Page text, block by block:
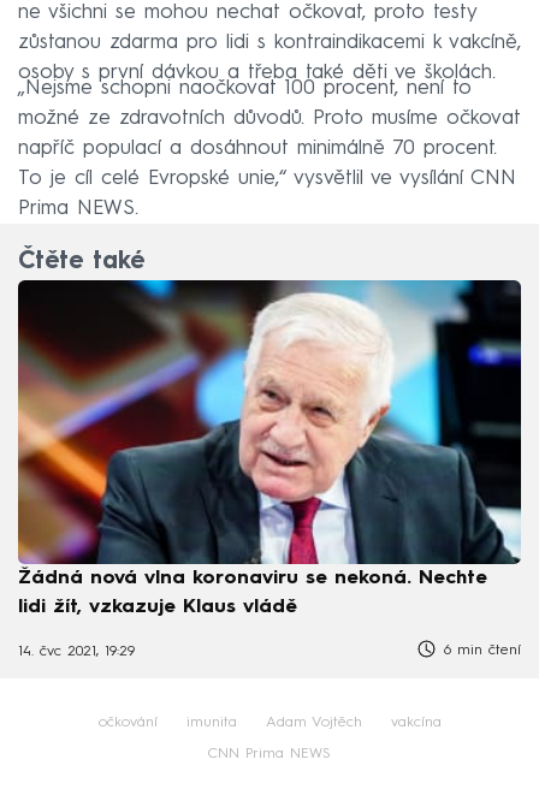
ne všichni se mohou nechat očkovat, proto testy
zůstanou zdarma pro lidi s kontraindikacemi k vakcíně,
osoby s první dávkou a třeba také děti ve školách.
„Nejsme schopni naočkovat 100 procent, není to
možné ze zdravotních důvodů. Proto musíme očkovat
napříč populací a dosáhnout minimálně 70 procent.
To je cíl celé Evropské unie,“ vysvětlil ve vysílání CNN
Prima NEWS.
Čtěte také
Žádná nová vlna koronaviru se nekoná. Nechte
lidi žít, vzkazuje Klaus vládě
14. čvc 2021, 19:29 6 min čtení
očkování imunita Adam Vojtěch vakcína
CNN Prima NEWS